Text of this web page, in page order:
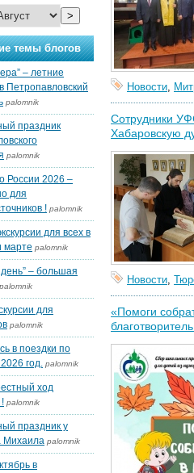
Новости,
Сотрудники
Хабаровскую
Новости,
«Помоги
>
темы блогов
– летние
Петропавловский
palomnik
праздник
palomnik
России 2026 –
для
! palomnik
для всех в
марте palomnik
– большая
palomnik
для
palomnik
в поездки по
год. palomnik
ход
palomnik
праздник у
Михаила palomnik
в